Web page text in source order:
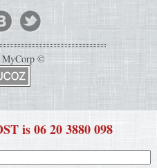
MyCorp ©
is 06 20 3880 098